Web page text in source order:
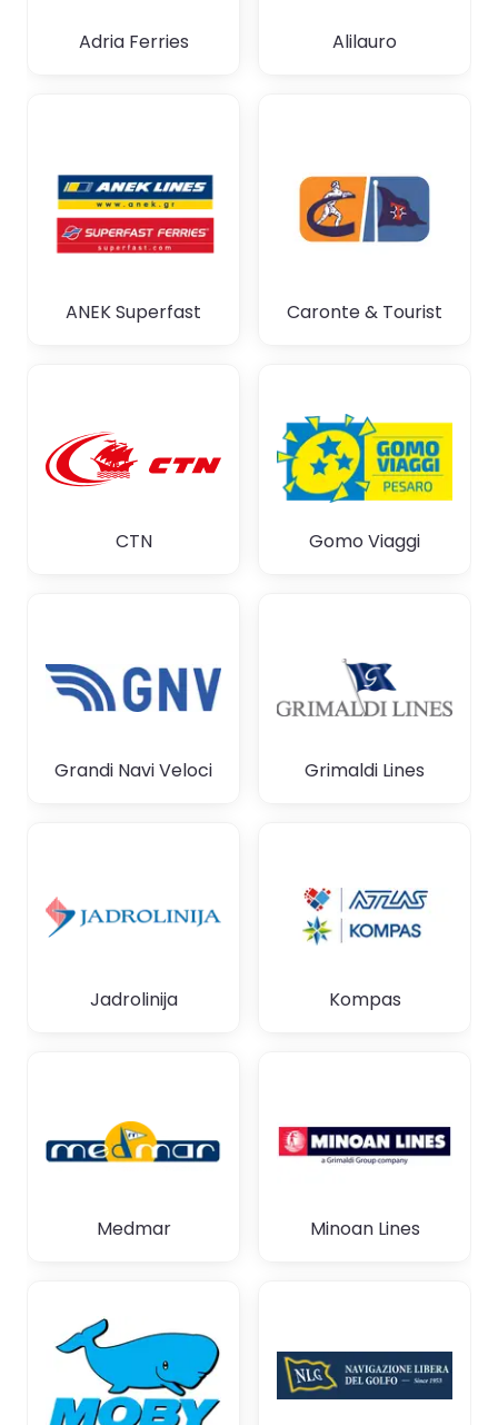
Adria Ferries Alilauro
ANEK Superfast Caronte & Tourist
CTN Gomo Viaggi
Grandi Navi Veloci Grimaldi Lines
Jadrolinija Kompas
Medmar Minoan Lines